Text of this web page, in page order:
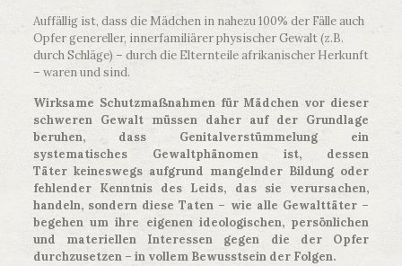
Auffällig ist, dass die Mädchen in nahezu 100% der Fälle auch
Opfer genereller, innerfamiliärer physischer Gewalt (z.B.
durch Schläge) – durch die Elternteile afrikanischer Herkunft
– waren und sind.
Wirksame Schutzmaßnahmen für Mädchen vor dieser
schweren Gewalt müssen daher auf der Grundlage
beruhen, dass Genitalverstümmelung ein
systematisches Gewaltphänomen ist, dessen
Täter keineswegs aufgrund mangelnder Bildung oder
fehlender Kenntnis des Leids, das sie verursachen,
handeln, sondern diese Taten – wie alle Gewalttäter –
begehen um ihre eigenen ideologischen, persönlichen
und materiellen Interessen gegen die der Opfer
durchzusetzen – in vollem Bewusstsein der Folgen.